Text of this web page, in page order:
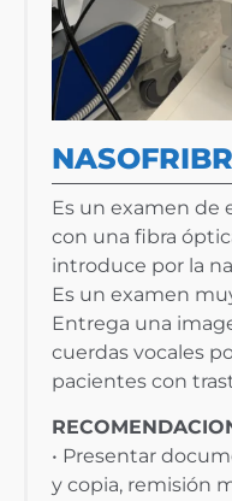
Es un examen de
con una fibra
introduce por la
Es un examen
Entrega una
cuerdas vocales
pacientes con
• Presentar
y copia, remisión